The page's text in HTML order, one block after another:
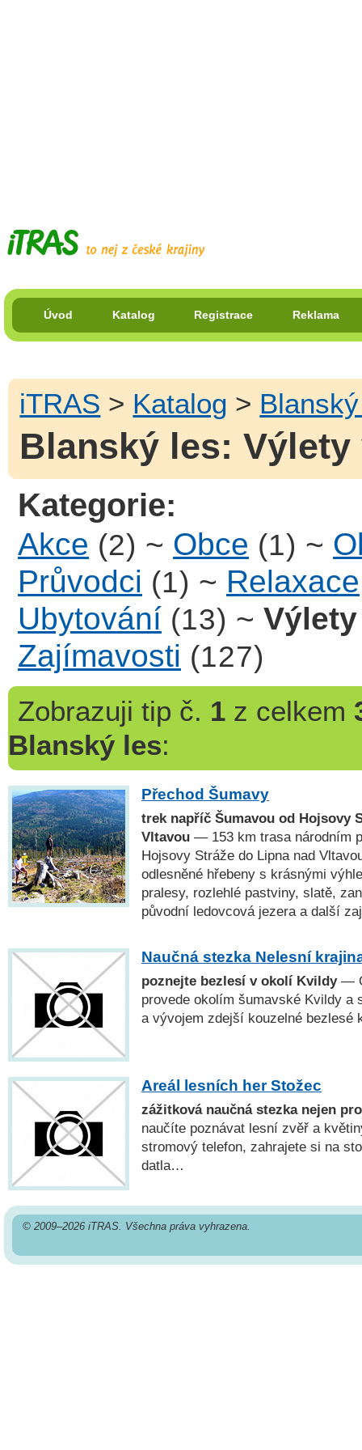
Úvod Katalog Registrace Reklama
iTRAS > Katalog >
Blanský les:
Kategorie:
Akce (2) ~ Obce (1) ~
Průvodci (1) ~ Relaxace
Ubytování (13) ~ Výlety
Zajímavosti (127)
Zobrazuji tip č. 1z celkem
Blanský les:
Přechod Šumavy
trek napříč Šumavou od Hojsovy
Vltavou — 153 km trasa národním
Hojsovy Stráže do Lipna nad
odlesněné hřebeny s krásnými
pralesy, rozlehlé pastviny, slatě,
původní ledovcová jezera a další
Naučná stezka Nelesní
poznejte bezlesí v okolí Kvildy—
provede okolím šumavské Kvildy a
a vývojem zdejší kouzelné bezlesé
Areál lesních her Stožec
zážitková naučná stezka nejen
naučíte poznávat lesní zvěř a
stromový telefon, zahrajete si na
datla…
© 2009–2026 iTRAS. Všechna práva vyhrazena.